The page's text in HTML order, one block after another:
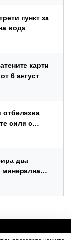
пункт за
вода
карти
6 август
отбелязва
сили с
два
минерална